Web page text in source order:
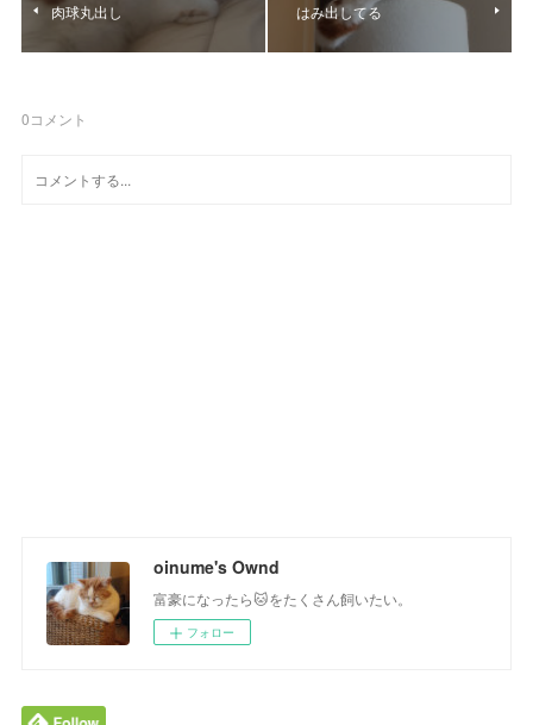
肉球丸出し はみ出してる
0コメント
oinume's Ownd
富豪になったら🐱をたくさん飼いたい。
フォロー